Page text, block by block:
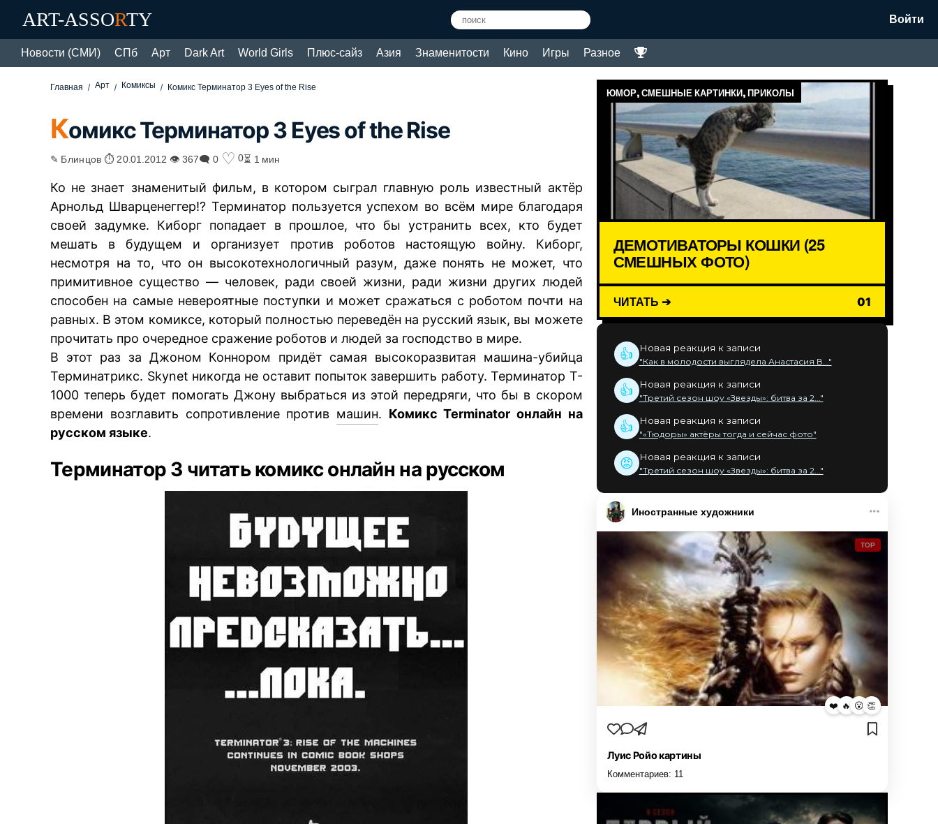
ART-ASSORTY Войти
Новости (СМИ) СПб Арт Dark Art World Girls Плюс-сайз Азия Знаменитости Кино Игры Разное
Главная Арт Комиксы Комикс Терминатор 3 Eyes of the Rise
Комикс Терминатор 3 Eyes of the Rise
✎ Блинцов ⏱ 20.01.2012 👁 367🗨 0 ♡ 0⏳ 1 мин
Ко не знает знаменитый фильм, в котором сыграл главную роль известный актёр
Арнольд Шварценеггер!? Терминатор пользуется успехом во всём мире благодаря
своей задумке. Киборг попадает в прошлое, что бы устранить всех, кто будет
мешать в будущем и организует против роботов настоящую войну. Киборг,
несмотря на то, что он высокотехнологичный разум, даже понять не может, что
примитивное существо — человек, ради своей жизни, ради жизни других людей
способен на самые невероятные поступки и может сражаться с роботом почти на
равных. В этом комиксе, который полностью переведён на русский язык, вы можете
прочитать про очередное сражение роботов и людей за господство в мире.
В этот раз за Джоном Коннором придёт самая высокоразвитая машина-убийца
Терминатрикс. Skynet никогда не оставит попыток завершить работу. Терминатор T-
1000 теперь будет помогать Джону выбраться из этой передряги, что бы в скором
времени возглавить сопротивление против машин. Комикс Terminator онлайн на
русском языке.
Терминатор 3 читать комикс онлайн на русском
ЮМОР, СМЕШНЫЕ КАРТИНКИ, ПРИКОЛЫ
ДЕМОТИВАТОРЫ КОШКИ (25
СМЕШНЫХ ФОТО)
ЧИТАТЬ ➔ 01
👍 Новая реакция к записи
"Как в молодости выглядела Анастасия В..."
👍 Новая реакция к записи
"Третий сезон шоу «Звезды»: битва за 2..."
👍 Новая реакция к записи
"«Тюдоры» актёры тогда и сейчас фото"
😡 Новая реакция к записи
"Третий сезон шоу «Звезды»: битва за 2..."
Иностранные художники
TOP
❤️ 🔥 😮 👏
Луис Ройо картины
Комментариев: 11